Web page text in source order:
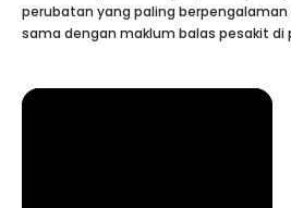
perubatan yang paling
sama dengan maklum balas pesakit di